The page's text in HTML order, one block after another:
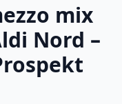
mix
Nord –